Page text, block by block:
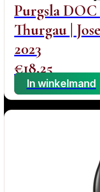
Purgsla
Thurgau |
2023
€18,25
In winkelmand